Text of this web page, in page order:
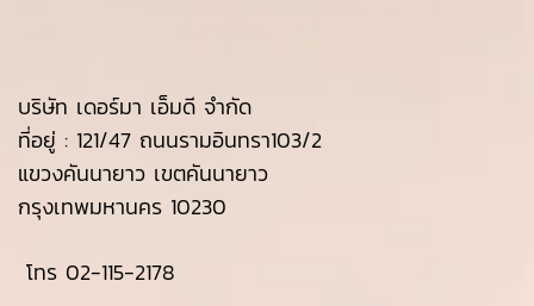
บริษัท เดอร์มา เอ็มดี จำกัด
ที่อยู่ : 121/47 ถนนรามอินทรา103/2
แขวงคันนายาว เขตคันนายาว
กรุงเทพมหานคร 10230
โทร 02-115-2178